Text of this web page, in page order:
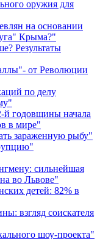
оружия для
на основании
Крыма?"
Результаты
от Революции
по делу
й годовщины начала
в мире"
зараженную рыбу"
сильнейшая
во Львове"
детей: 82% в
взгляд соискателя
шоу-проекта"